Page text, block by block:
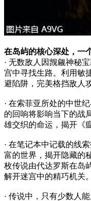
在岛屿的核心深处，一
· 无数敌人因觊觎神秘
宫中寻找生路。利用敏
避陷阱，完美格挡敌人
· 在索菲亚所处的中世
的回响将影响当下的战
雄交织的命运，揭开《
· 在笔记本中记载的线
富的世界，揭开隐藏的
枚传说由代达罗斯在岛
解开迷宫中的精巧机关。
· 传说中，只有少数人